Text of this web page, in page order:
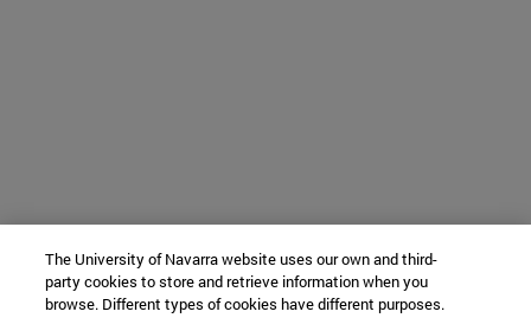
The University of Navarra website uses our own and third-
party cookies to store and retrieve information when you
browse. Different types of cookies have different purposes.